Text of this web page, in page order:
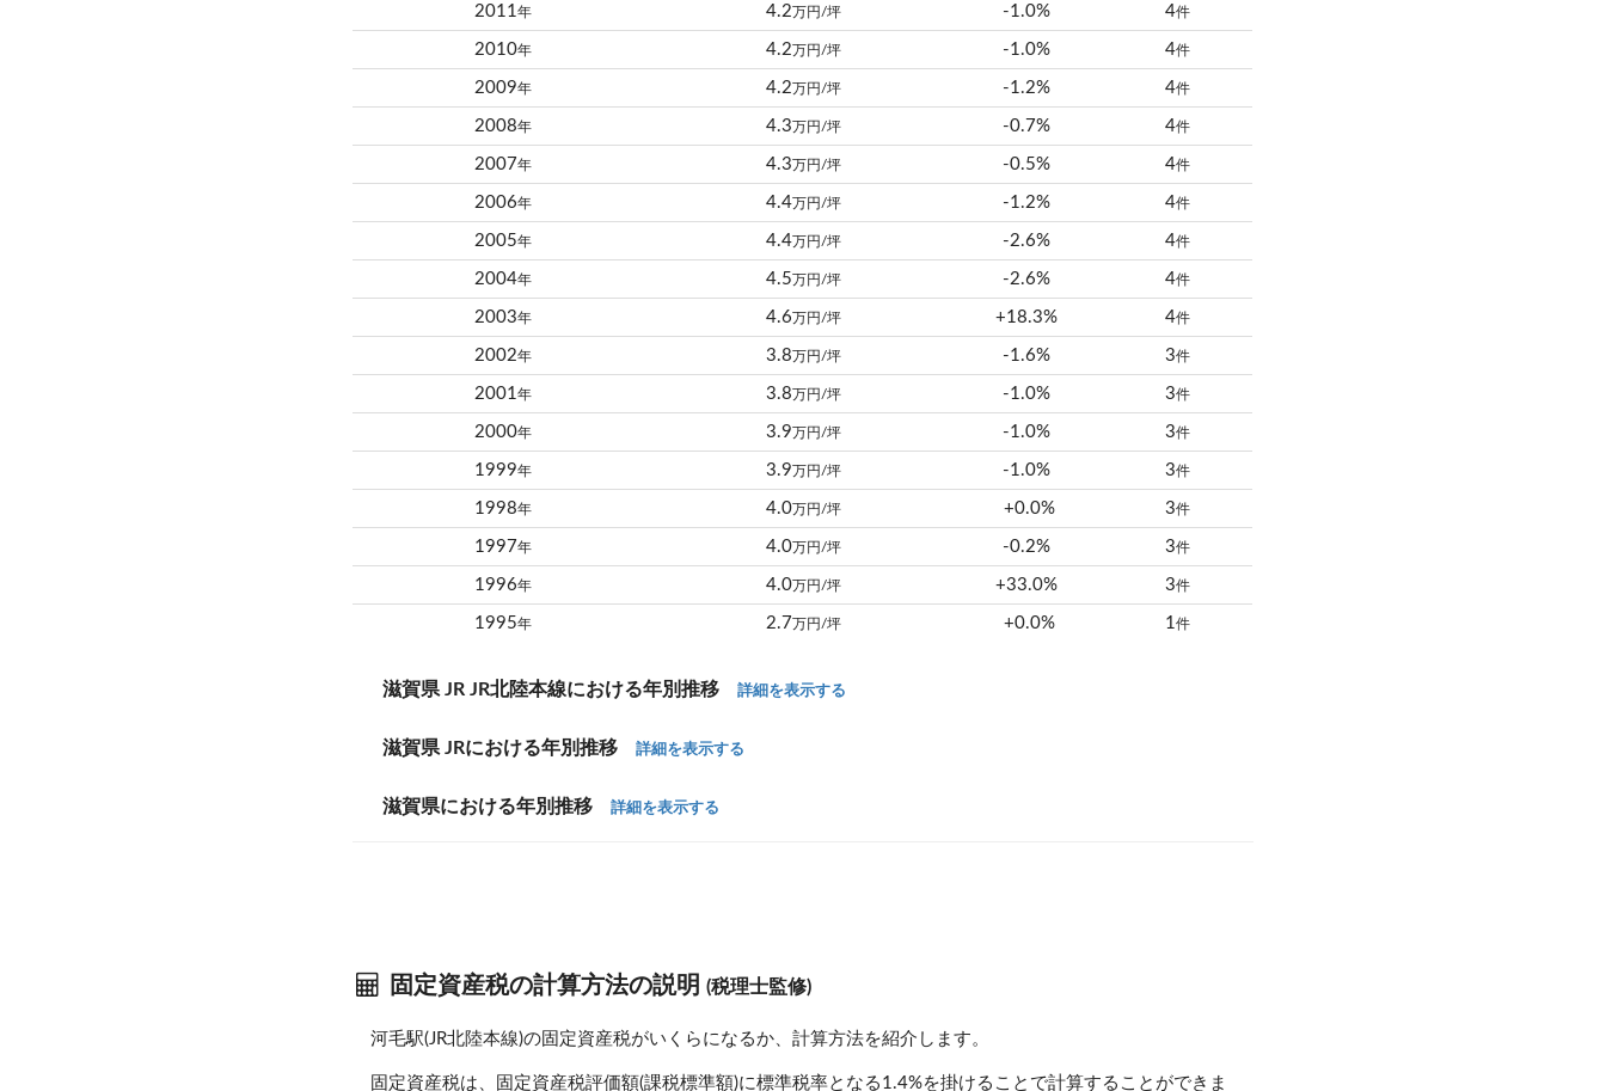
2011 年 4.2万円/坪 -1.0% 4件
2010年 4.2万円/坪 -1.0% 4件
2009年 4.2万円/坪 -1.2% 4件
2008年 4.3万円/坪 -0.7% 4件
2007年 4.3万円/坪 -0.5% 4件
2006年 4.4万円/坪 -1.2% 4件
2005年 4.4万円/坪 -2.6% 4件
2004年 4.5万円/坪 -2.6% 4件
2003年 4.6万円/坪 +18.3% 4件
2002年 3.8万円/坪 -1.6% 3件
2001 年 3.8万円/坪 -1.0% 3件
2000年 3.9万円/坪 -1.0% 3件
1999年 3.9万円/坪 -1.0% 3件
1998年 4.0万円/坪 +0.0% 3件
1997年 4.0万円/坪 -0.2% 3件
1996年 4.0万円/坪 +33.0% 3件
1995年 2.7万円/坪 +0.0% 1件
滋賀県 JR JR北陸本線における年別推移 詳細を表示する
滋賀県 JRにおける年別推移 詳細を表示する
滋賀県における年別推移 詳細を表示する
固定資産税の計算方法の説明(税理士監修)
河毛駅(JR北陸本線)の固定資産税がいくらになるか、計算方法を紹介します。
固定資産税は、固定資産税評価額(課税標準額)に標準税率となる1.4%を掛けることで計算することができま